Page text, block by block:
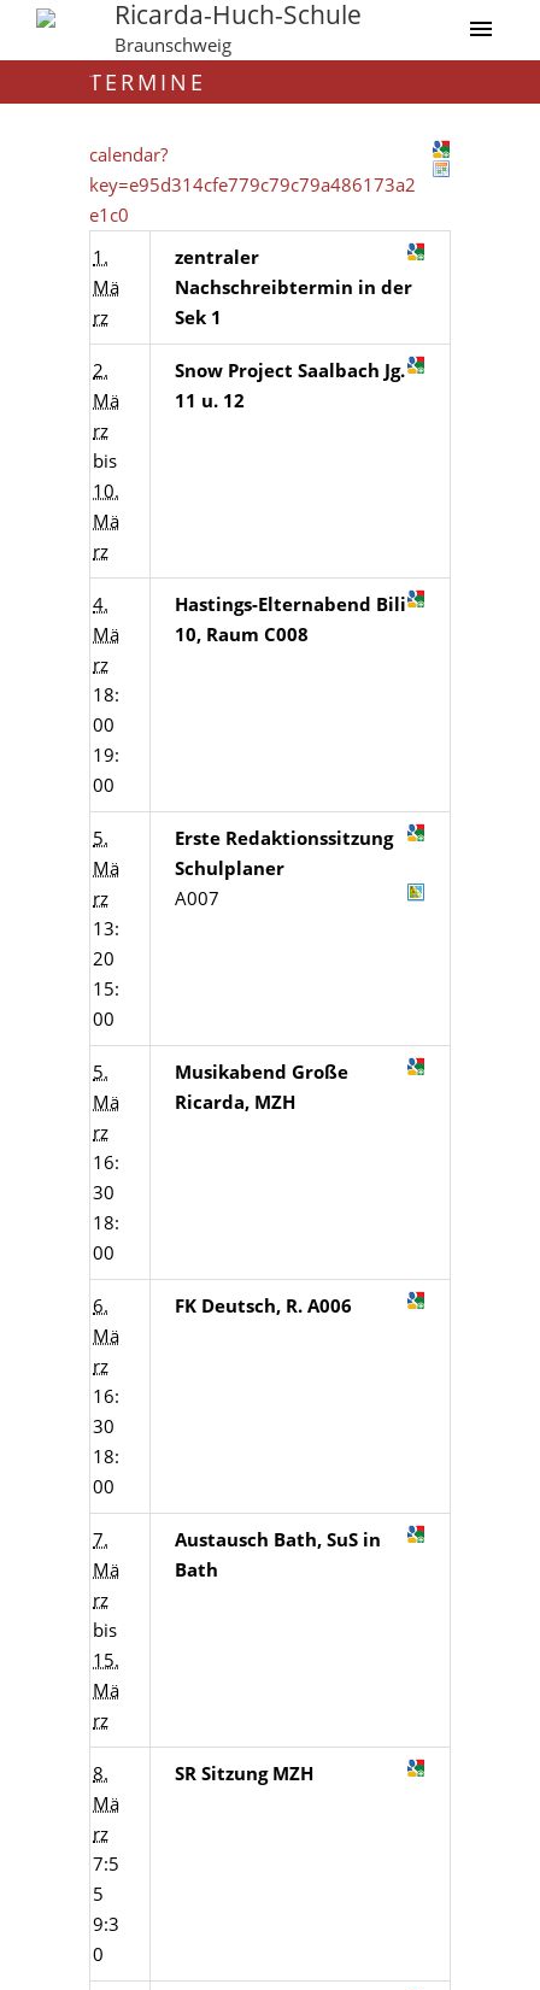
Ricarda-Huch-Schule
Braunschweig
TERMINE
calendar?
key=e95d314cfe779c79c79a486173a2
e1c0
1.
Mä
rz
zentraler
Nachschreibtermin in der
Sek 1
2.
Mä
rz
bis
10.
Mä
rz
Snow Project Saalbach Jg.
11 u. 12
4.
Mä
rz
18:
00
19:
00
Hastings-Elternabend Bili
10, Raum C008
5.
Mä
rz
13:
20
15:
00
Erste Redaktionssitzung
Schulplaner
A007
5.
Mä
rz
16:
30
18:
00
Musikabend Große
Ricarda, MZH
6.
Mä
rz
16:
30
18:
00
FK Deutsch, R. A006
7.
Mä
rz
bis
15.
Mä
rz
Austausch Bath, SuS in
Bath
8.
Mä
rz
7:5
5
9:3
0
SR Sitzung MZH